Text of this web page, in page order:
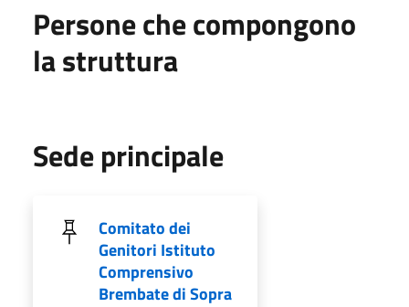
Persone che compongono
la struttura
Sede principale
Comitato dei
Genitori Istituto
Comprensivo
Brembate di Sopra